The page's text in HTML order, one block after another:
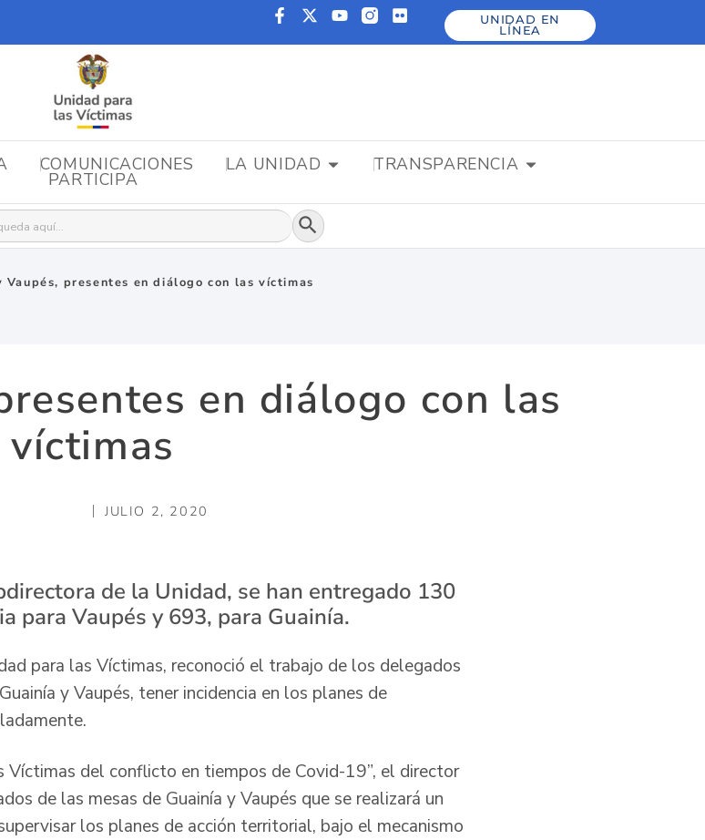
UNIDAD EN
LÍNEA
COMUNICACIONES LA UNIDAD TRANSPARENCIA
PARTICIPA
Botón de búsqueda
Vaupés, presentes en diálogo con las víctimas
en diálogo con las
víctimas
JULIO 2, 2020
de la Unidad, se han entregado 130
para Vaupés y 693, para Guainía.
para las Víctimas, reconoció el trabajo de los delegados
y Vaupés, tener incidencia en los planes de
Víctimas del conflicto en tiempos de Covid-19”, el director
de las mesas de Guainía y Vaupés que se realizará un
los planes de acción territorial, bajo el mecanismo